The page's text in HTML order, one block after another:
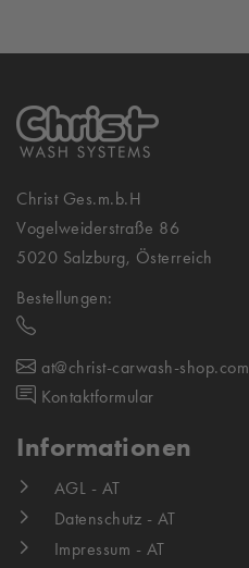
Christ Ges.m.b.H
Vogelweiderstraße 86
5020 Salzburg, Österreich
Bestellungen:
at@christ-carwash-shop.com
Kontaktformular
Informationen
AGL - AT
Datenschutz - AT
Impressum - AT